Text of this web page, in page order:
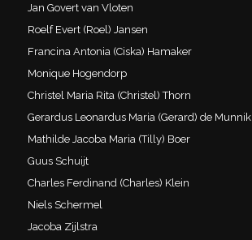
Jan Govert van Vloten
Roelf Evert (Roel) Jansen
Francina Antonia (Ciska) Hamaker
Monique Hogendorp
Christel Maria Rita (Christel) Thorn
Gerardus Leonardus Maria (Gerard) de Munnik
Mathilde Jacoba Maria (Tilly) Boer
Guus Schuijt
Charles Ferdinand (Charles) Klein
Niels Schermel
Jacoba Zijlstra